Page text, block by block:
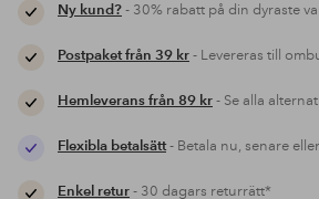
Ny kund?- 30% rabatt på din dyraste
Postpaket från 39 kr- Levereras till
Hemleverans från 89 kr- Se alla
Flexibla betalsätt- Betala nu, senare
Enkel retur- 30 dagars returrätt*